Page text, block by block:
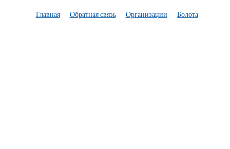
Главная Обратная связь Организации Болота